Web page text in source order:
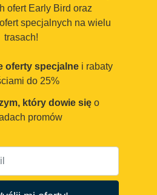
ofert Early Bird oraz
specjalnych na wielu
trasach!
oferty specjalne i rabaty
do 25%
który dowie się o
promów